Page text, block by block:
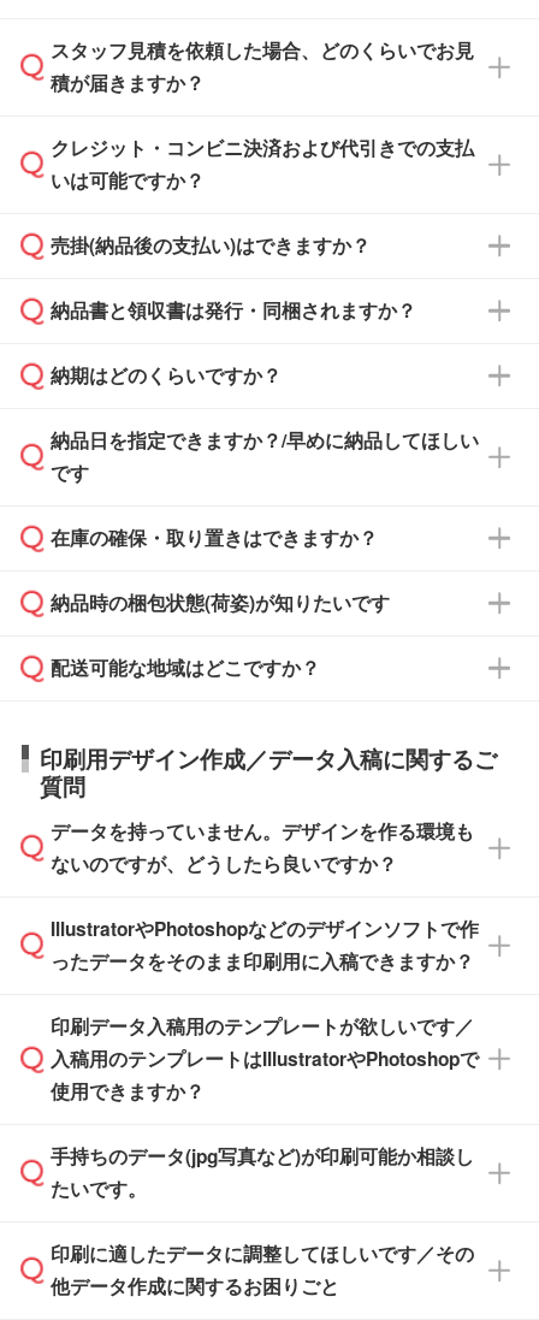
可能です。見積・注文フォームにて『ゲストの
まま進む』ボタンからお進みのうえ、ご依頼く
スタッフ見積を依頼した場合、どのくらいでお見
積が届きますか？
通常、翌営業日までにお送りしております。混
雑状況によっては、お時間をいただくこともご
依頼いただいた場合は、翌営業日以降のご連絡
クレジット・コンビニ決済および代引きでの支払
いは可能ですか？
銀行振込のみのご対応となります。
売掛(納品後の支払い)はできますか？
基本的には先入金をお願いしておりますが、自
どの場合は、月末締め翌月末払いに対応可能で
また、卒業・卒園記念品で対策委員会や個人様
校や幼稚園・保育園であれば、同様の条件でご
ご希望の際は担当スタッフまでお気軽にご相談
ください。
納品書と領収書は発行・同梱されますか？
納品書・領収書は ご依頼をいただいた場合の
ず、通常はPDFデータをメール添付でお送りし
ます。
たは注文フォームの『ご注文に関する備考欄』
納期はどのくらいですか？
・印刷する場合(500個程度)
ご入金、イメージ画像の校了から約2週間～2
ご入金確認後、1～2営業日で出荷いたしま
タッフまでお問い合わせください。
ル」に注文予定日をご入力いただくと、おおよ
その締切日や出荷目安をご確認いただけます。
品が決まりましたらお早めのご発注をお願いい
たします。
※土日祝日を除く営業日換算です。
※沖縄・離島は追加日数がかかります。
納品日を指定できますか？/早めに納品してほしい
です
ご希望の納期がある場合は、お問い合わせ・お
い。
応が可能かご案内いたします。
す。>>対象商品はこちら
※最短出荷日は商品によって異なります。各商
品ページにてご確認ください
在庫の確保・取り置きはできますか？
ご入金確認後に在庫を確保し、注文確定のご連
はできかねますので予めご了承ください。
納品時の梱包状態(荷姿)が知りたいです
商品によって異なります。各ページにある商品
す。(白箱、化粧箱、ブリスターパックなど)
【袋入り】 商品がひとつずつ袋に入っていま
す。(透明袋、デザイン袋など)
【個包装なし】 個包装がされていない状態で
※化粧箱から白箱への入れ替えや、オリジナル
箱の作成は原則承っておりません。
配送可能な地域はどこですか？
直接納品は行っておりませんので予めご了承く
ださい。
印刷用デザイン作成／データ入稿に関するご
質問
データを持っていません。デザインを作る環境も
ないのですが、どうしたら良いですか？
無料の「デザインシミュレーター」を使えば、
PCやスマホから簡単にデザインを作成できま
ザインソフトがなくても安心です。
また、「データ作成サービス
せいただければ、弊社にて無料でデザインデー
タを1点作成いたします。
IllustratorやPhotoshopなどのデザインソフトで作
ったデータをそのまま印刷用に入稿できますか？
IllustratorやPhotoshop、CLIP STUDIOなどのデ
ザインソフトでこだわりのデザインを作成した
い方は、完全データ入稿
積・ご注文フォームにアップロードしてご入稿
ください。
ご入稿後は経験豊富なスタッフがデータに不備
がないかチェックし、お客様と確認してから印
刷に進みますので、ご安心ください。
印刷データ入稿用のテンプレートが欲しいです／
入稿用のテンプレートはIllustratorやPhotoshopで
使用できますか？
一部商品は入稿用テンプレートのご用意があり
ます。各商品ページの『印刷方法・テンプレー
入稿用のテンプレートはPDF形式ですが、
IllustratorやPhotoshopで開いてご利用いただけ
手持ちのデータ(jpg写真など)が印刷可能か相談し
たいです。
印刷に適したデータ・解像度かどうか、担当ス
タッフが事前に確認いたします。
印刷に適したデータに調整してほしいです／その
他データ作成に関するお困りごと